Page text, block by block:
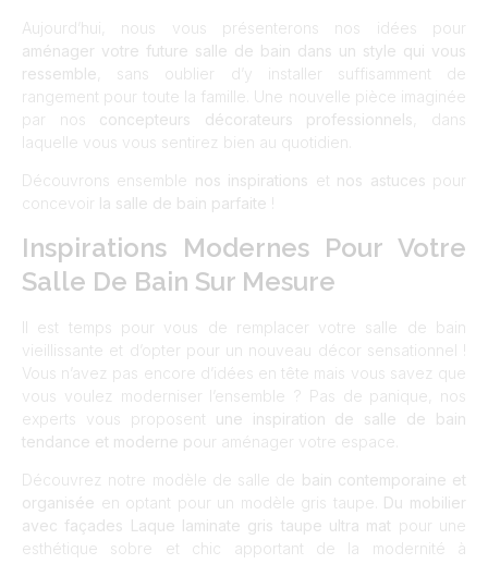
Aujourd’hui, nous vous présenterons nos idées pour
aménager votre future salle de bain dans un style qui vous
ressemble , sans oublier d’y installer suffisamment de
rangement pour toute la famille. Une nouvelle pièce imaginée
par nos concepteurs décorateurs professionnels , dans
laquelle vous vous sentirez bien au quotidien.
Découvrons ensemble nos inspirations et nos astuces pour
concevoir la salle de bain parfaite !
Inspirations Modernes Pour Votre
Salle De Bain Sur Mesure
Il est temps pour vous de remplacer votre salle de bain
vieillissante et d’opter pour un nouveau décor sensationnel !
Vous n’avez pas encore d’idées en tête mais vous savez que
vous voulez moderniser l’ensemble ? Pas de panique, nos
experts vous proposent une inspiration de salle de bain
tendance et moderne pour aménager votre espace.
Découvrez notre modèle de salle de bain contemporaine et
organisée en optant pour un modèle gris taupe. Du mobilier
avec façades Laque laminate gris taupe ultra mat pour une
esthétique sobre et chic apportant de la modernité à